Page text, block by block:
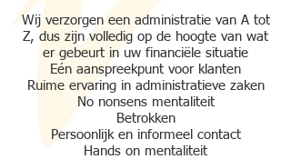
Wij verzorgen een administratie van A tot
Z, dus zijn volledig op de hoogte van wat
er gebeurt in uw financiële situatie
Eén aanspreekpunt voor klanten
Ruime ervaring in administratieve zaken
No nonsens mentaliteit
Betrokken
Persoonlijk en informeel contact
Hands on mentaliteit